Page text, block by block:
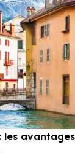
les